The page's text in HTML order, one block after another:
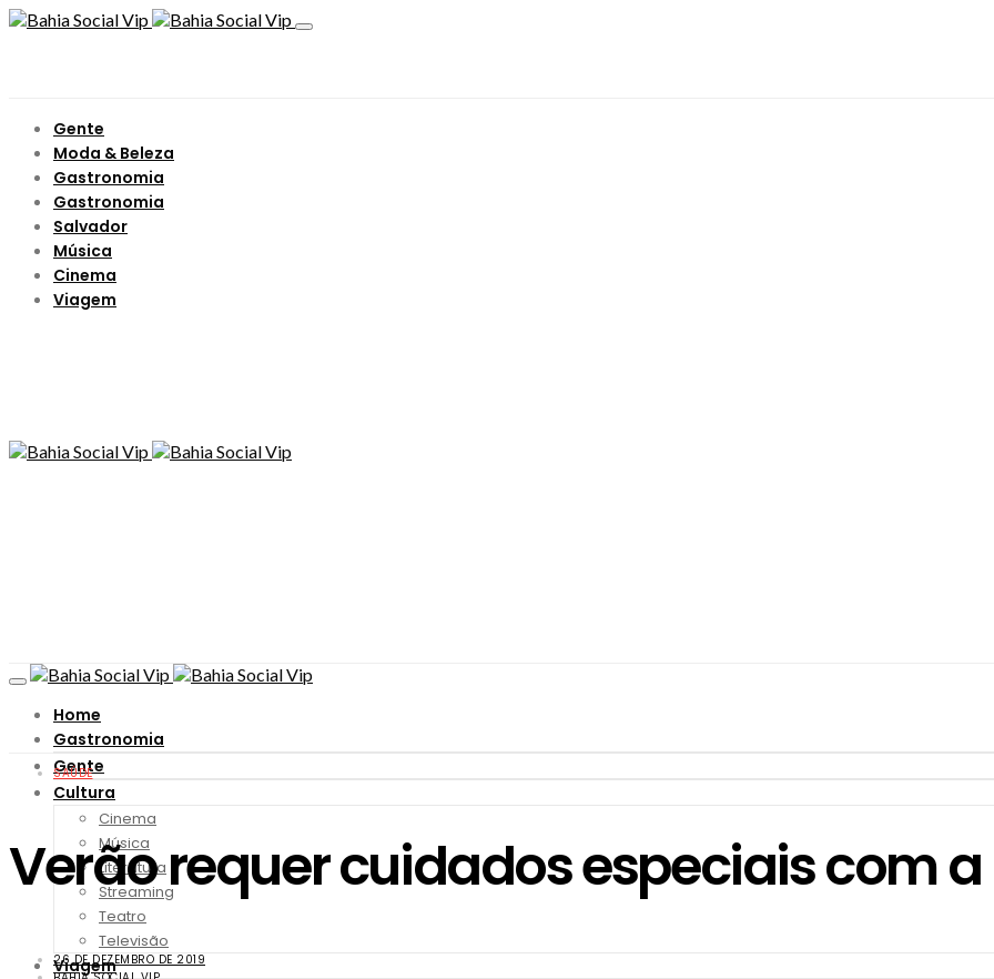
Gente
Moda & Beleza
Gastronomia
Gastronomia
Salvador
Música
Cinema
Viagem
Home
Gastronomia
Gente
Cultura
Cinema
Música
Literatura
Streaming
Teatro
Televisão
Viagem
SAÚDE
Verão requer cuidados especiais com a
26 DE DEZEMBRO DE 2019